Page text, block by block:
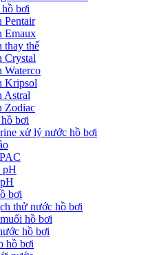
bơi
Pentair
Emaux
thay thế
Crystal
Waterco
Kripsol
Astral
Zodiac
bơi
xử lý nước hồ bơi
pH
bơi
thử nước hồ bơi
hồ bơi
hồ bơi
hồ bơi